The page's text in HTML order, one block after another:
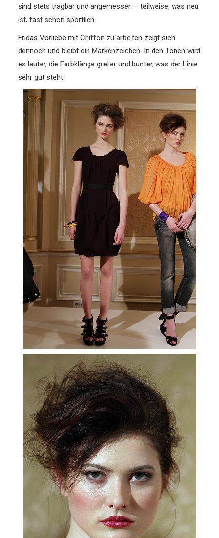
sind stets tragbar und angemessen – teilweise, was neu
ist, fast schon sportlich.
Fridas Vorliebe mit Chiffon zu arbeiten zeigt sich
dennoch und bleibt ein Markenzeichen. In den Tönen wird
es lauter, die Farbklänge greller und bunter, was der Linie
sehr gut steht.